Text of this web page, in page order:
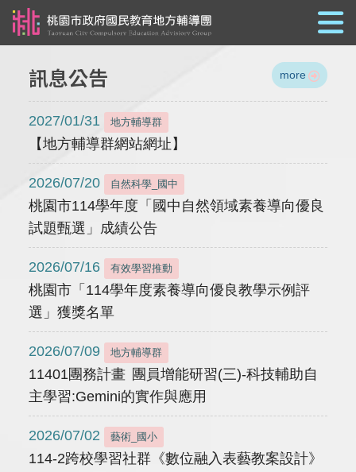
訊息公告 more
2027/01/31 地方輔導群
【地方輔導群網站網址】
2026/07/20 自然科學_國中
桃園市114學年度「國中自然領域素養導向優良
試題甄選」成績公告
2026/07/16 有效學習推動
桃園市「114學年度素養導向優良教學示例評
選」獲獎名單
2026/07/09 地方輔導群
11401團務計畫 團員增能研習(三)-科技輔助自
主學習:Gemini的實作與應用
2026/07/02 藝術_國小
114-2跨校學習社群《數位融入表藝教案設計》